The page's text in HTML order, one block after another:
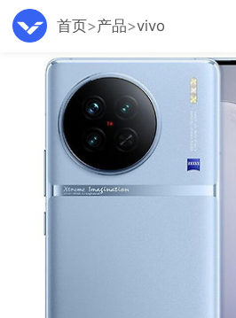
首页 产品 vivo